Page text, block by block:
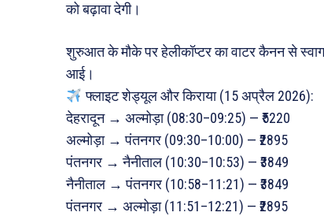
को बढ़ावा देगी।
शुरुआत के मौके पर हेलीकॉप्टर का वाटर कैनन से
आई।
फ्लाइट शेड्यूल और किराया (15 अप्रैल 2026):
देहरादून → अल्मोड़ा (08:30–09:25) — ₹5220
अल्मोड़ा → पंतनगर (09:30–10:00) — ₹2895
पंतनगर → नैनीताल (10:30–10:53) — ₹3849
नैनीताल → पंतनगर (10:58–11:21) — ₹3849
पंतनगर → अल्मोड़ा (11:51–12:21) — ₹2895